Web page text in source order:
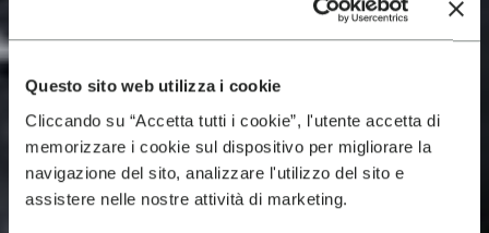
Questo sito web utilizza i cookie
Cliccando su “Accetta tutti i cookie”, l'utente accetta di
memorizzare i cookie sul dispositivo per migliorare la
navigazione del sito, analizzare l'utilizzo del sito e
assistere nelle nostre attività di marketing.